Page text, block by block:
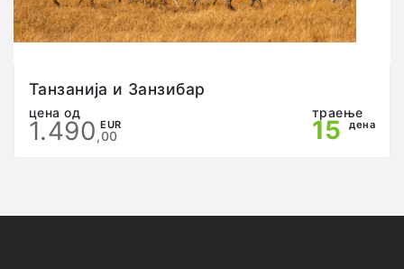
патувањето и целата одговорност преоѓа на него/
неа, без право на жалба и враќање на пари.
агенцијата на патувањето, во спротивно,
исклучи патникот од патувањето.
Во туристичките автобуси не е можна употреба на
бензинските станици), кои патниците можат да ги
Танзанија и Занзибар
цена од
1.490 EUR
,00
траење
15 дена